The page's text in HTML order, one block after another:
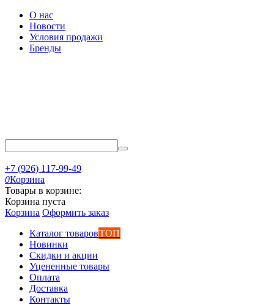
О нас
Новости
Условия продажи
Бренды
+7 (926) 117-99-49
0Корзина
Товары в корзине:
Корзина пуста
Корзина Оформить заказ
Каталог товаровТОП
Новинки
Скидки и акции
Уцененные товары
Оплата
Доставка
Контакты